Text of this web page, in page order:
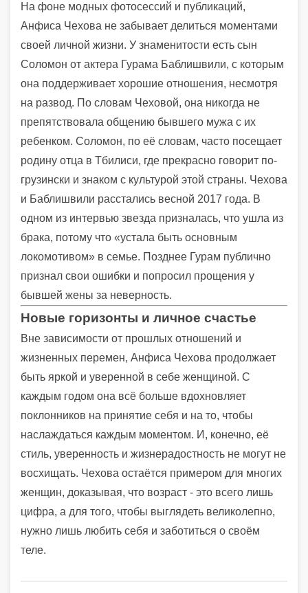
На фоне модных фотосессий и публикаций,
Анфиса Чехова не забывает делиться моментами
своей личной жизни. У знаменитости есть сын
Соломон от актера Гурама Баблишвили, с которым
она поддерживает хорошие отношения, несмотря
на развод. По словам Чеховой, она никогда не
препятствовала общению бывшего мужа с их
ребенком. Соломон, по её словам, часто посещает
родину отца в Тбилиси, где прекрасно говорит по-
грузински и знаком с культурой этой страны. Чехова
и Баблишвили расстались весной 2017 года. В
одном из интервью звезда призналась, что ушла из
брака, потому что «устала быть основным
локомотивом» в семье. Позднее Гурам публично
признал свои ошибки и попросил прощения у
бывшей жены за неверность.
Новые горизонты и личное счастье
Вне зависимости от прошлых отношений и
жизненных перемен, Анфиса Чехова продолжает
быть яркой и уверенной в себе женщиной. С
каждым годом она всё больше вдохновляет
поклонников на принятие себя и на то, чтобы
наслаждаться каждым моментом. И, конечно, её
стиль, уверенность и жизнерадостность не могут не
восхищать. Чехова остаётся примером для многих
женщин, доказывая, что возраст - это всего лишь
цифра, а для того, чтобы выглядеть великолепно,
нужно лишь любить себя и заботиться о своём
теле.